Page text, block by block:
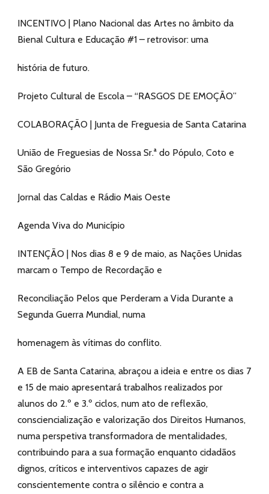
INCENTIVO | Plano Nacional das Artes no âmbito da
Bienal Cultura e Educação #1 – retrovisor: uma
história de futuro.
Projeto Cultural de Escola – “RASGOS DE EMOÇÃO”
COLABORAÇÃO | Junta de Freguesia de Santa Catarina
União de Freguesias de Nossa Sr.ª do Pópulo, Coto e
São Gregório
Jornal das Caldas e Rádio Mais Oeste
Agenda Viva do Município
INTENÇÃO | Nos dias 8 e 9 de maio, as Nações Unidas
marcam o Tempo de Recordação e
Reconciliação Pelos que Perderam a Vida Durante a
Segunda Guerra Mundial, numa
homenagem às vítimas do conflito.
A EB de Santa Catarina, abraçou a ideia e entre os dias 7
e 15 de maio apresentará trabalhos realizados por
alunos do 2.º e 3.º ciclos, num ato de reflexão,
consciencialização e valorização dos Direitos Humanos,
numa perspetiva transformadora de mentalidades,
contribuindo para a sua formação enquanto cidadãos
dignos, críticos e interventivos capazes de agir
conscientemente contra o silêncio e contra a